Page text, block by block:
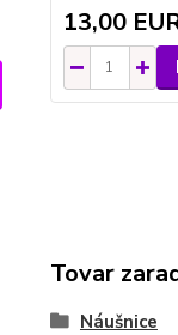
13,00
Tovar
Náušnice